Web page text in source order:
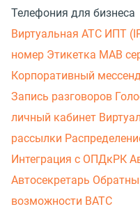
Телефония для бизнеса
Виртуальная АТС ИПТ
номер Этикетка МАВ
Корпоративный
Запись разговоров
личный кабинет
рассылки
Интеграция с ОПДкРК
Автосекретарь
возможности ВАТС